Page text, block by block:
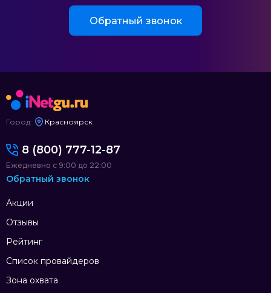
Обратный звонок
Город: Красноярск
Акции
Отзывы
Рейтинг
Список провайдеров
Зона охвата
8 (800) 777-12-87
Ежедневно с 9:00 до 22:00
Обратный звонок